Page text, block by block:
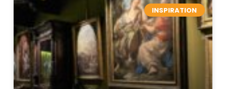
INSPIRATION